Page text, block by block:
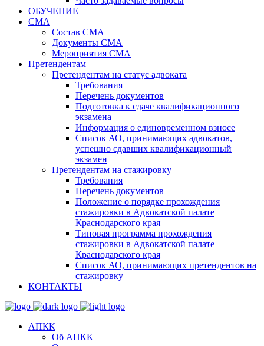
ОБУЧЕНИЕ
СМА
Состав СМА
Документы СМА
Мероприятия СМА
Претендентам
Претендентам на статус адвоката
Требования
Перечень документов
Подготовка к сдаче квалификационного
экзамена
Информация о единовременном взносе
Список АО, принимающих адвокатов,
успешно сдавших квалификационный
экзамен
Претендентам на стажировку
Требования
Перечень документов
Положение о порядке прохождения
стажировки в Адвокатской палате
Краснодарского края
Типовая программа прохождения
стажировки в Адвокатской палате
Краснодарского края
Список АО, принимающих претендентов на
стажировку
КОНТАКТЫ
АПКК
Об АПКК